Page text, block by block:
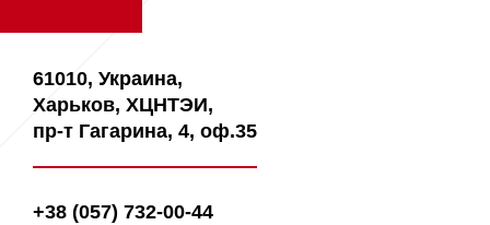
61010, Украина,
Харьков, ХЦНТЭИ,
пр-т Гагарина, 4, оф.35
+38 (057) 732-00-44